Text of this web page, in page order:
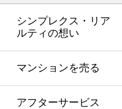
シンプレクス・リア
ルティの想い
マンションを売る
アフターサービス